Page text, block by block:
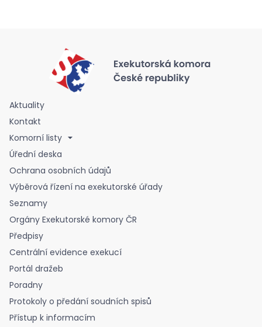
Aktuality
Kontakt
Komorní listy
Úřední deska
Ochrana osobních údajů
Výběrová řízení na exekutorské úřady
Seznamy
Orgány Exekutorské komory ČR
Předpisy
Centrální evidence exekucí
Portál dražeb
Poradny
Protokoly o předání soudních spisů
Přístup k informacím